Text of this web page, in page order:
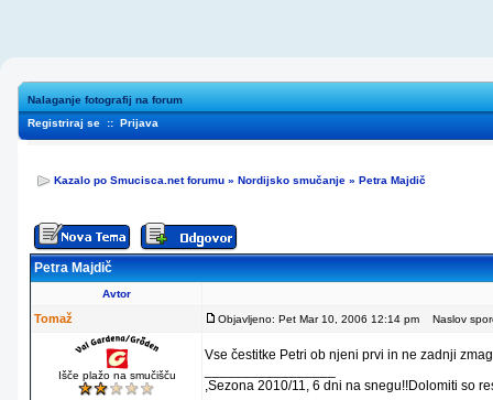
Nalaganje fotografij na forum
Registriraj se :: Prijava
Kazalo po Smucisca.net forumu » Nordijsko smučanje » Petra Majdič
Petra Majdič
Avtor
Tomaž Objavljeno: Pet Mar 10, 2006 12:14 pm Naslov
Išče plažo na smučišču
Vse čestitke Petri ob njeni prvi in ne zadnji
,Sezona 2010/11, 6 dni na snegu!!Dolomiti so